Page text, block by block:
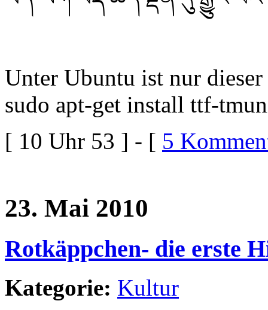
Unter Ubuntu ist nur
sudo apt-get install ttf-
[ 10 Uhr 53 ] - [ 5
23. Mai 2010
Rotkäppchen- die erste
Kategorie: Kultur